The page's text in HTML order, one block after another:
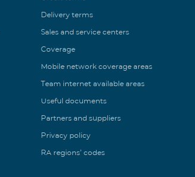
Delivery terms
Sales and service centers
Coverage
Mobile network coverage areas
Team internet available areas
Useful documents
Partners and suppliers
Privacy policy
RA regions’ codes